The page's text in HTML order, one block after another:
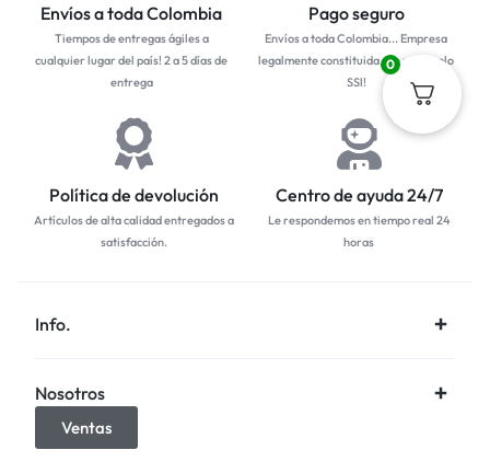
Envíos a toda Colombia
Tiempos de entregas ágiles a
cualquier lugar del país! 2 a 5 días de
entrega
Pago seguro
Envíos a toda Colombia... Empresa
legalmente constituida con protocolo
SSl!
Política de devolución
Artículos de alta calidad entregados a
satisfacción.
Centro de ayuda 24/7
Le respondemos en tiempo real 24
horas
Info.
Nosotros
Ventas
0